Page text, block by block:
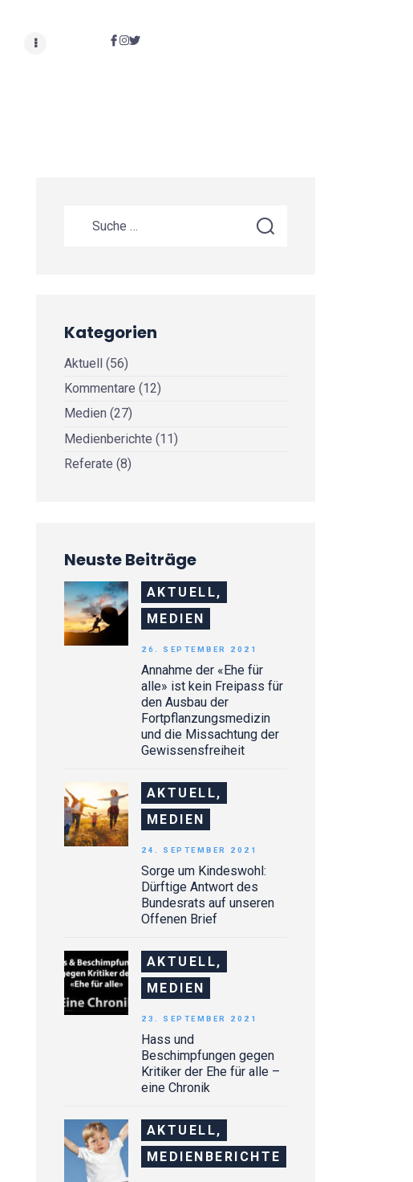
Kategorien
Aktuell (56)
Kommentare (12)
Medien (27)
Medienberichte (11)
Referate (8)
Neuste Beiträge
AKTUELL,
MEDIEN
Annahme der «Ehe für
alle» ist kein Freipass für
den Ausbau der
Fortpflanzungsmedizin
und die Missachtung der
Gewissensfreiheit
26. SEPTEMBER 2021
AKTUELL,
MEDIEN
Sorge um Kindeswohl:
Dürftige Antwort des
Bundesrats auf unseren
Offenen Brief
24. SEPTEMBER 2021
AKTUELL,
MEDIEN
Hass und
Beschimpfungen gegen
Kritiker der Ehe für alle –
eine Chronik
23. SEPTEMBER 2021
AKTUELL,
MEDIENBERICHTE